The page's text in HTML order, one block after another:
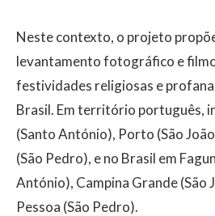
Neste contexto, o projeto
levantamento fotográfico e
festividades religiosas e
Brasil. Em território português,
(Santo António), Porto (São
(São Pedro), e no Brasil em
António), Campina Grande (São
Pessoa (São Pedro).